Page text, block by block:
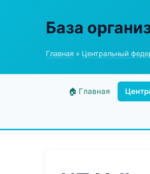
База
Главная » Центральный
🏠 Главная